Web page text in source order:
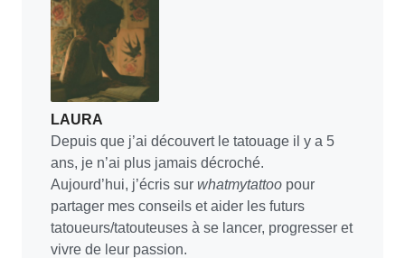
LAURA
Depuis que j’ai découvert le tatouage il y a 5
ans, je n’ai plus jamais décroché.
Aujourd’hui, j’écris sur whatmytattoo pour
partager mes conseils et aider les futurs
tatoueurs/tatouteuses à se lancer, progresser et
vivre de leur passion.